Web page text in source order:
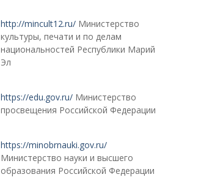
http://mincult12.ru/Министерство
культуры, печати и по делам
национальностей Республики Марий
Эл
https://edu.gov.ru/Министерство
просвещения Российской Федерации
https://minobrnauki.gov.ru/
Министерство науки и высшего
образования Российской Федерации